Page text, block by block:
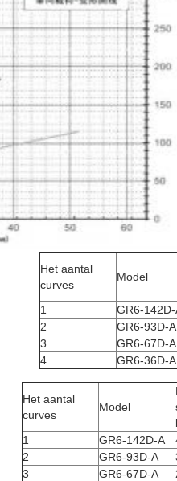
Het aantal
curves
Model
1
GR6-142D-
2
GR6-93D-A
3
GR6-67D-A
4
GR6-36D-A
Het aantal
curves
Model
1
GR6-142D-A
2
GR6-93D-A
3
GR6-67D-A